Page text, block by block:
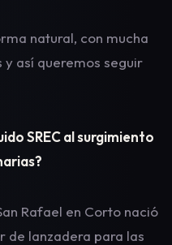
natural, con mucha
así queremos seguir
SREC al surgimiento
Rafael en Corto nació
de lanzadera para las